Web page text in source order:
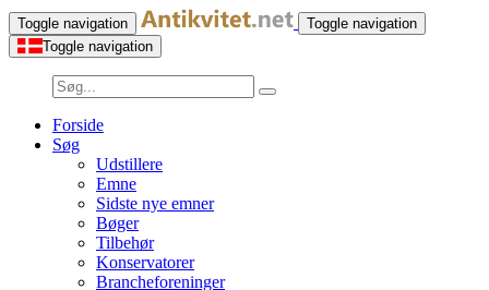
Toggle navigation
Toggle navigation
Toggle navigation
Forside
Søg
Udstillere
Emne
Sidste nye emner
Bøger
Tilbehør
Konservatorer
Brancheforeninger